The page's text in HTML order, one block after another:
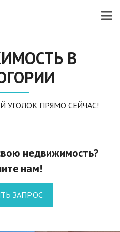
В
УГОЛОК ПРЯМО СЕЙЧАС!
недвижимость?
нам!
ЗАПРОС